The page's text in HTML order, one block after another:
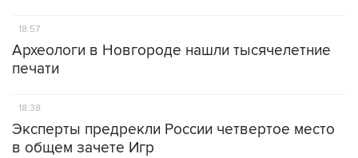
18:57
Археологи в Новгороде нашли тысячелетние
печати
18:38
Эксперты предрекли России четвертое место
в общем зачете Игр